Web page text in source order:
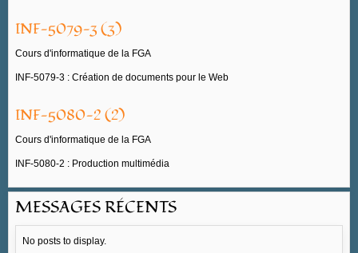
INF-5079-3 (3)
Cours d'informatique de la FGA
INF-5079-3 : Création de documents pour le Web
INF-5080-2 (2)
Cours d'informatique de la FGA
INF-5080-2 : Production multimédia
MESSAGES RÉCENTS
No posts to display.